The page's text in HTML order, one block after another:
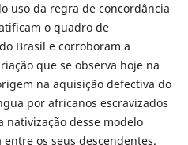
uso da regra de concordância
o quadro de
Brasil e corroboram a
que se observa hoje na
na aquisição defectiva do
por africanos escravizados
desse modelo
os seus descendentes.